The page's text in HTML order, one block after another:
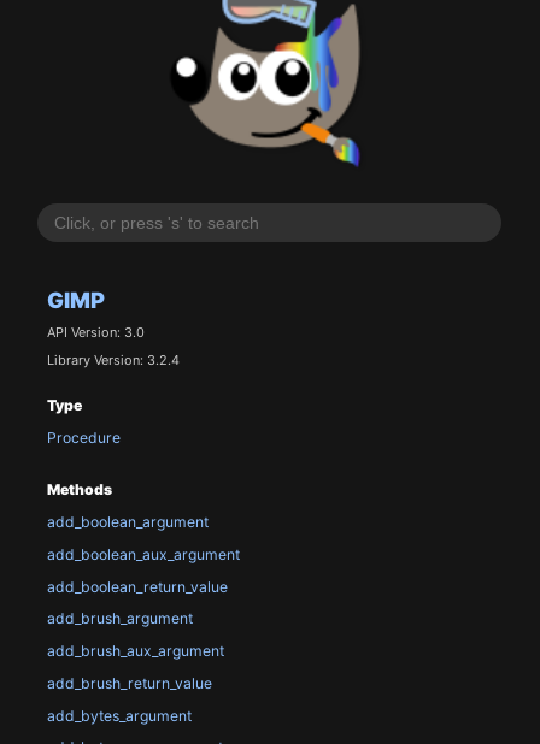
GIMP
API Version: 3.0
Library Version: 3.2.4
Type
Procedure
Methods
add_boolean_argument
add_boolean_aux_argument
add_boolean_return_value
add_brush_argument
add_brush_aux_argument
add_brush_return_value
add_bytes_argument